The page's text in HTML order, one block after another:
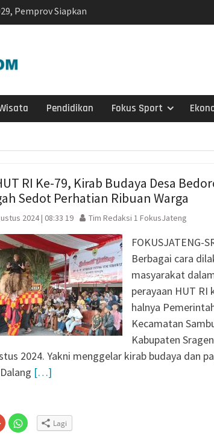
di Wonosegoro,
Kebakaran
SD Negeri 1
Teken 19
IPB
Kolaborasi
Timor di Surakarta
dan Kebakaran
Siagakan 479
Musim Kemarau
X DPR RI dan BPS
Semangat Petugas
Capaian Sudah
Kasus
Rumah Warga
Bantuan
Pendidikan Fokus Sport
RI Ke-79, Kirab Budaya Desa
Sedot Perhatian Ribuan Warga
2024 | 08:33 19 Tim Redaksi 1 FokusJateng
FOKUSJATENG-
Berbagai cara
masyarakat
perayaan HUT RI
halnya
Kecamatan
Kabupaten
2024. Yakni menggelar kirab budaya dan
[…]
Klik
untuk
berbagi
Klik
untuk Lagi